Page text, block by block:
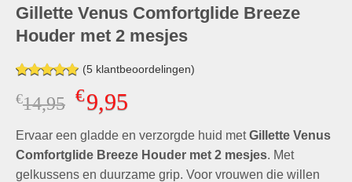
Gillette Venus Comfortglide Breeze
Houder met 2 mesjes
Gewaardeerd
5.00op 5
gebaseerd
waarderingen
(5klantbeoordelingen)
€14,95 Oorspronkelijke
prijs
was:
€14,95.
€9,95Huidige
is:
€9,95.
Ervaar een gladde en verzorgde huid metGillette Venus
Comfortglide Breeze Houder met 2 mesjes. Met
gelkussens en duurzame grip. Voor vrouwen die willen